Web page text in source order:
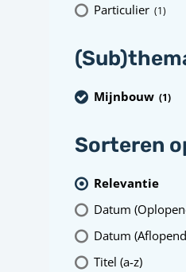
Particulier (1)
Mijnbouw (1)
Sorteren
Relevantie
Datum
Datum
Titel (a-z)